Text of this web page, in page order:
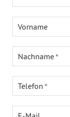
Vorname
Nachname
Telefon